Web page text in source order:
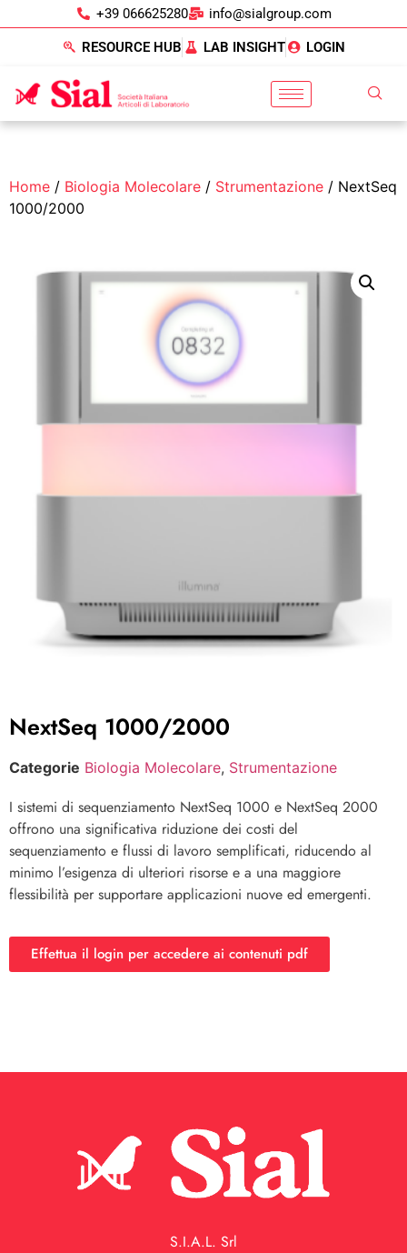
+39 066625280 info@sialgroup.com
RESOURCE HUB LAB INSIGHT LOGIN
Home / Biologia Molecolare / Strumentazione / NextSeq
1000/2000
NextSeq 1000/2000
Categorie Biologia Molecolare, Strumentazione
I sistemi di sequenziamento NextSeq 1000 e NextSeq 2000
offrono una significativa riduzione dei costi del
sequenziamento e flussi di lavoro semplificati, riducendo al
minimo l’esigenza di ulteriori risorse e a una maggiore
flessibilità per supportare applicazioni nuove ed emergenti.
Effettua il login per accedere ai contenuti pdf
S.I.A.L. Srl